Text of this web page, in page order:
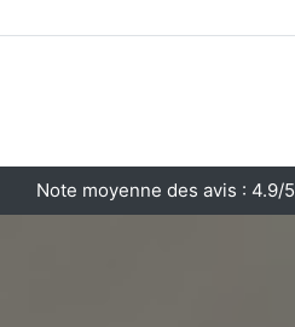
Note moyenne des avis : 4.9/5